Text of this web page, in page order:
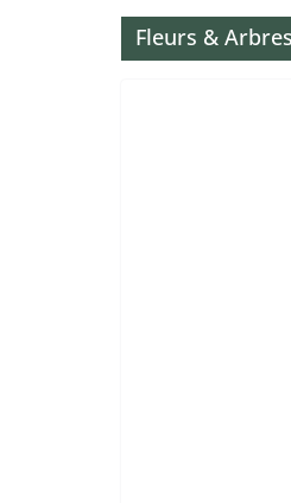
Fleurs & Arbres